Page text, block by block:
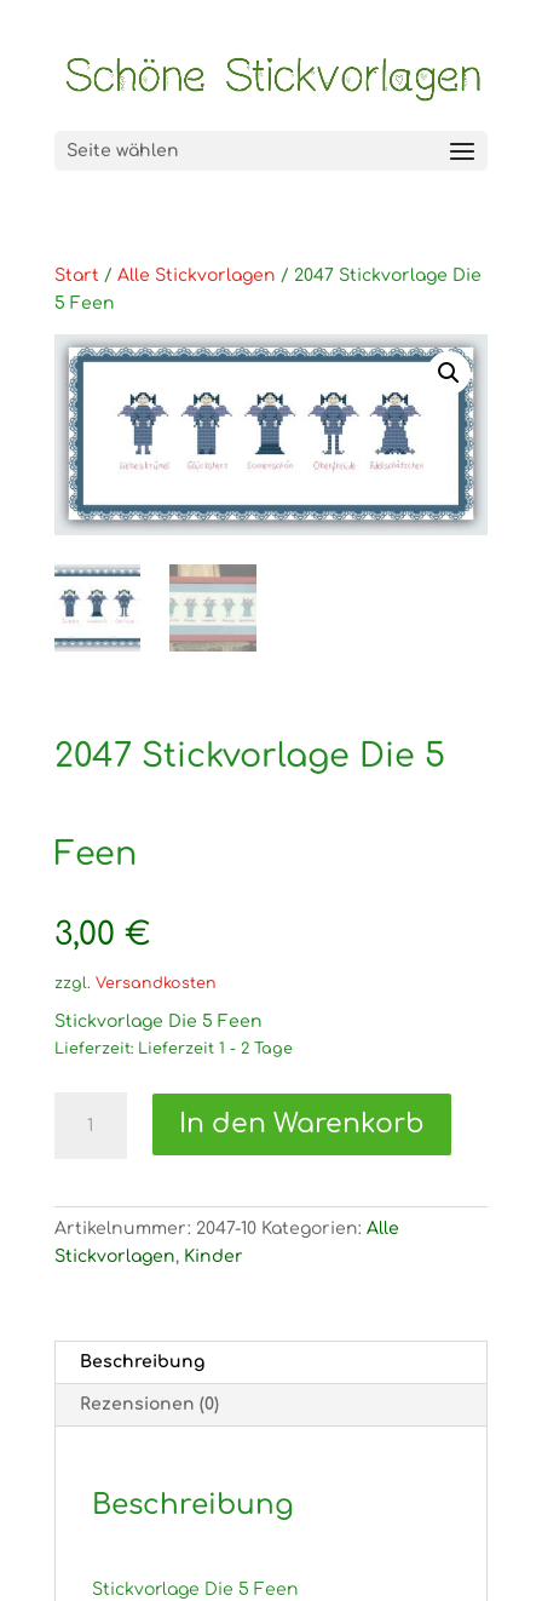
Seite wählen
Start / Alle Stickvorlagen / 2047 Stickvorlage Die
5 Feen
2047 Stickvorlage Die 5
Feen
3,00 €
zzgl. Versandkosten
Stickvorlage Die 5 Feen
Lieferzeit: Lieferzeit 1 - 2 Tage
Stickvorlage
Feen
Menge
In den Warenkorb
Artikelnummer: 2047-10 Kategorien: Alle
Stickvorlagen, Kinder
Beschreibung
Rezensionen (0)
Beschreibung
Stickvorlage Die 5 Feen